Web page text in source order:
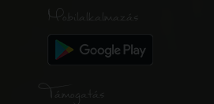
Mobilalkalmazás
Támogatás